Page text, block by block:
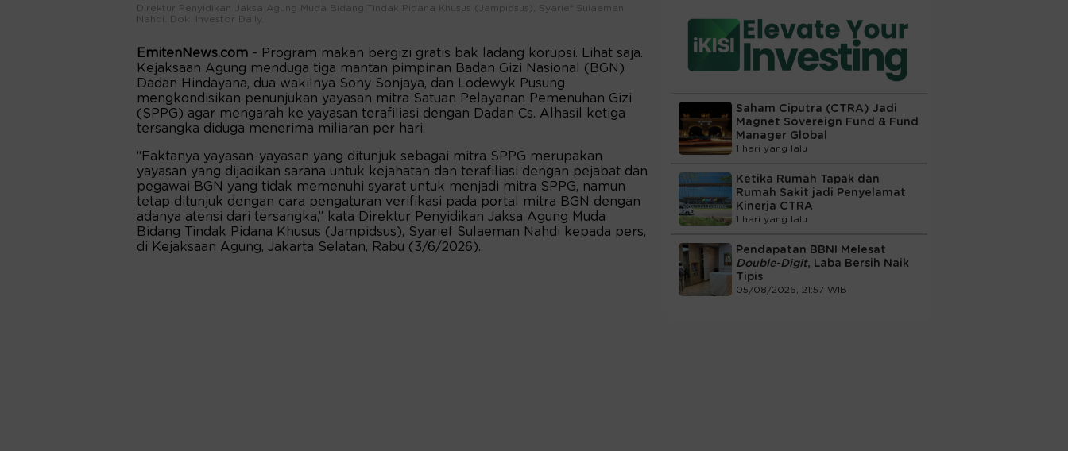
Direktur Penyidikan Jaksa Agung Muda Bidang Tindak Pidana Khusus (Jampidsus), Syarief Sulaeman
Nahdi. Dok. Investor Daily.
EmitenNews.com - Program makan bergizi gratis bak ladang korupsi. Lihat saja.
Kejaksaan Agung menduga tiga mantan pimpinan Badan Gizi Nasional (BGN)
Dadan Hindayana, dua wakilnya Sony Sonjaya, dan Lodewyk Pusung
mengkondisikan penunjukan yayasan mitra Satuan Pelayanan Pemenuhan Gizi
(SPPG) agar mengarah ke yayasan terafiliasi dengan Dadan Cs. Alhasil ketiga
tersangka diduga menerima miliaran per hari.
“Faktanya yayasan-yayasan yang ditunjuk sebagai mitra SPPG merupakan
yayasan yang dijadikan sarana untuk kejahatan dan terafiliasi dengan pejabat dan
pegawai BGN yang tidak memenuhi syarat untuk menjadi mitra SPPG, namun
tetap ditunjuk dengan cara pengaturan verifikasi pada portal mitra BGN dengan
adanya atensi dari tersangka,” kata Direktur Penyidikan Jaksa Agung Muda
Bidang Tindak Pidana Khusus (Jampidsus), Syarief Sulaeman Nahdi kepada pers,
di Kejaksaan Agung, Jakarta Selatan, Rabu (3/6/2026).
Saham Ciputra (CTRA) Jadi
Magnet Sovereign Fund & Fund
Manager Global
1 hari yang lalu
Ketika Rumah Tapak dan
Rumah Sakit jadi Penyelamat
Kinerja CTRA
1 hari yang lalu
Pendapatan BBNI Melesat
Double-Digit, Laba Bersih Naik
Tipis
05/08/2026, 21:57 WIB